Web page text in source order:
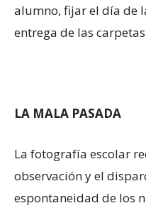
alumno, fijar el día de
entrega de las
LA MALA PASADA
La fotografía escolar
observación y el
espontaneidad de los